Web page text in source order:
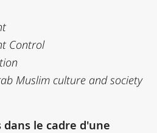
Control
Muslim culture and society
dans le cadre d'une